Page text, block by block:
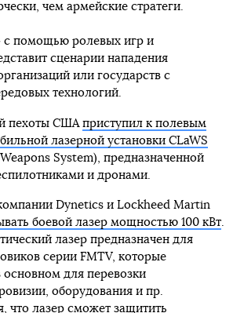
чем армейские стратеги.
с помощью ролевых игр и
сценарии нападения
или государств с
технологий.
пехоты СШАприступил к полевым
лазерной установки CLaWS
System), предназначенной
и дронами.
Dynetics и Lockheed Martin
боевой лазер мощностью 100 кВт.
лазер предназначен для
серии FMTV, которые
основном для перевозки
оборудования и пр.
что лазер сможет защитить